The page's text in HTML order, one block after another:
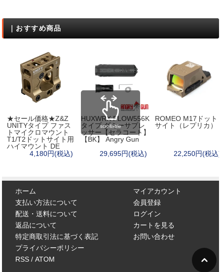
｜おすすめ商品
★セール価格★Z&Z
UNITYタイプ ファス
トマイクロマウント
T1/T2ドットサイト用
ハイマウント DE
4,180円(税込)
HUXWRX FLOW556K
タイプ ダミーサプレ
ッサー【セラコート】
【BK】 Angry Gun
29,695円(税込)
ROMEO M17ドット
サイト（レプリカ）
22,250円(税込)
scrollable
ホーム
支払い方法について
配送・送料について
返品について
特定商取引法に基づく表記
プライバシーポリシー
RSS/ ATOM
マイアカウント
会員登録
ログイン
カートを見る
お問い合わせ